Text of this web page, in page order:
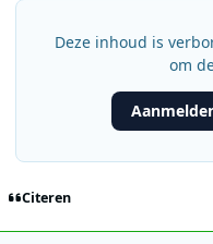
Deze inhoud is
om
Citeren